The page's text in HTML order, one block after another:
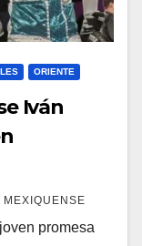
ORIENTE
Iván
promesa